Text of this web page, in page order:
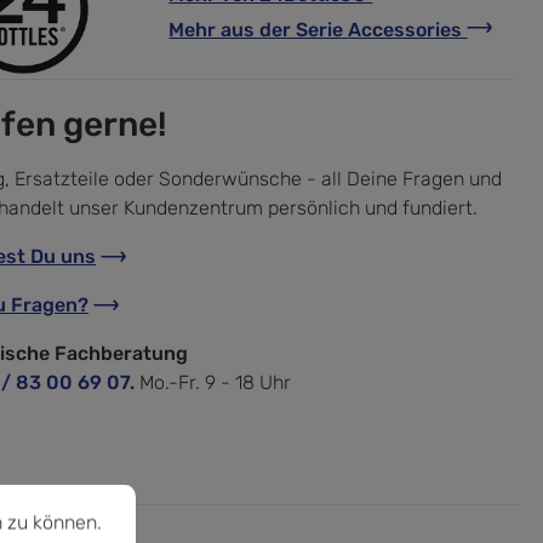
Mehr aus der SerieAccessories
gerne!
Ersatzteile oder Sonderwünsche - all Deine Fragen und
unser Kundenzentrum persönlich und fundiert.
Du uns
Fragen?
Fachberatung
83 00 69 07. Mo.-Fr. 9 - 18 Uhr
Mehr Informationen ...
können.